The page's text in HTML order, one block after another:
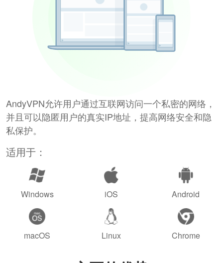
AndyVPN允许用户通过互联网访问一个私密的网络，
并且可以隐匿用户的真实IP地址，提高网络安全和隐
私保护。
适用于：
Windows iOS Android
macOS Linux Chrome